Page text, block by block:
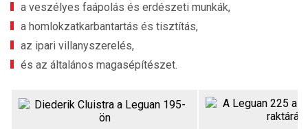
a veszélyes faápolás és erdészeti munkák,
a homlokzatkarbantartás és tisztítás,
az ipari villanyszerelés,
és az általános magasépítészet.